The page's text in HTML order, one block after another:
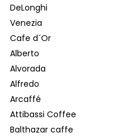
DeLonghi
Venezia
Cafe d´Or
Alberto
Alvorada
Alfredo
Arcaffé
Attibassi Coffee
Balthazar caffe
ESPRESSO ITALIANO
MLETÁ KÁVA 250 G
€7